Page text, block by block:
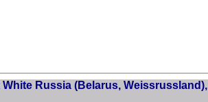
Russia (Belarus, Weissrussland),